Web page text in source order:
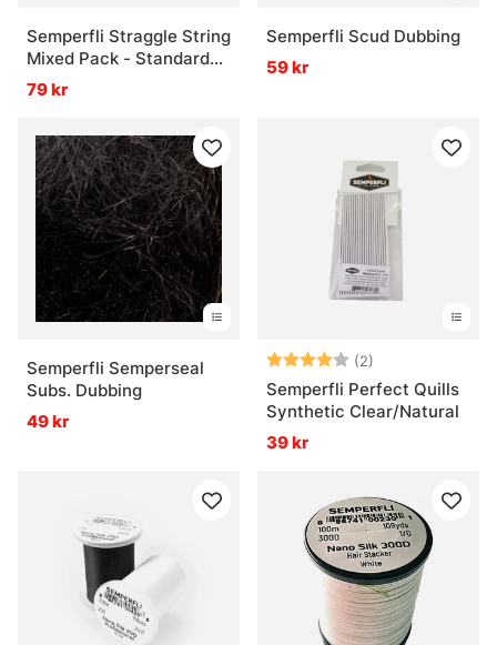
Semperfli Straggle String
Mixed Pack - Standard
Collection
79 kr
Semperfli Scud Dubbing
59 kr
Semperfli Semperseal
Subs. Dubbing
49 kr
Betyg: (2)
Semperfli Perfect Quills
Synthetic Clear/Natural
39 kr